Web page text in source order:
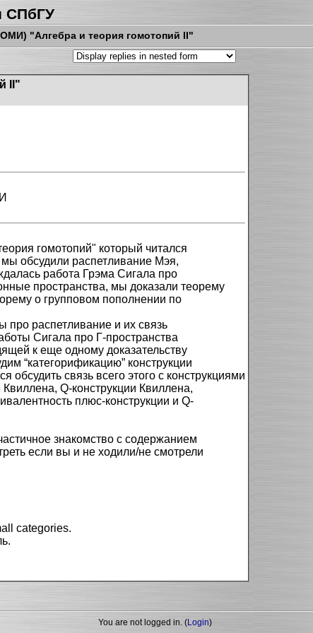
СПбГУ
"Алгебра и теория гомотопий II"
II"
гомотопий" который читался
обсудили распетливание Мэя,
работа Грэма Сигала про
пространства, мы доказали теорему
о групповом пополнении по
про распетливание и их связь
Сигала про Γ-пространства
к еще одному доказательству
“категорификацию” конструкции
связь всего этого с конструкциями
Q-конструкции Квиллена,
плюс-конструкции и Q-
знакомство с содержанием
если вы и не ходили/не смотрели
categories.
You are not logged in. (Login)